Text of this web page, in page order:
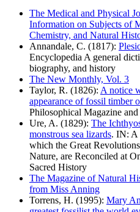
The Medical and Physical
Information on Subjects of
Chemistry, and Natural
Annandale, C. (1817):
Encyclopedia A general
biography, and history
The New Monthly, Vol. 3
Taylor, R. (1826): A notice
appearance of fossil timber
Philosophical Magazine
Ure, A. (1829): The
monstrous sea lizards. IN: A
which the Great
Nature, are Reconciled at
Sacred History
The Magazine of Natural
from Miss Anning
Torrens, H. (1995): Mary